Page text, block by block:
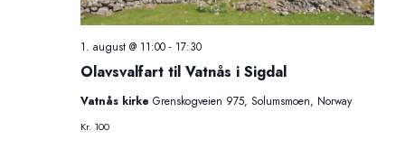
Olavsvalfart til Vatnås i Sigdal
1. august @ 11:00- 17:30
Vatnås kirke Grenskogveien 975, Solumsmoen, Norway
Kr. 100